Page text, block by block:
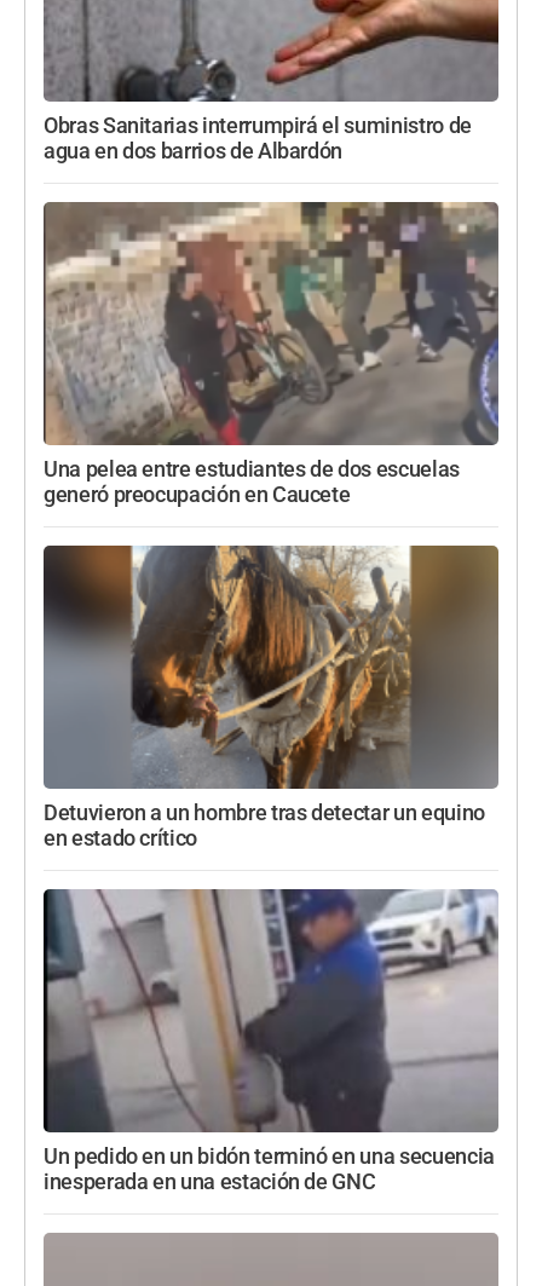
Obras Sanitarias interrumpirá el suministro de
agua en dos barrios de Albardón
Una pelea entre estudiantes de dos escuelas
generó preocupación en Caucete
Detuvieron a un hombre tras detectar un equino
en estado crítico
Un pedido en un bidón terminó en una secuencia
inesperada en una estación de GNC